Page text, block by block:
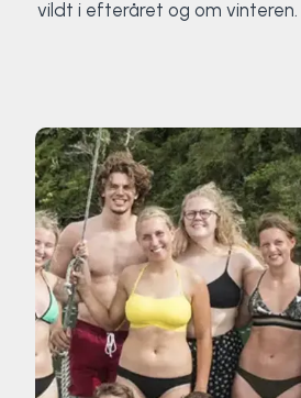
vildt i efteråret og om vinteren.